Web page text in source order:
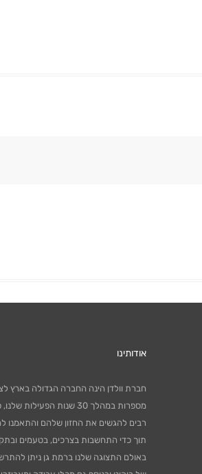
אודותינו
חברת וולדן הינה החברה הגדולה בארץ
מספרות במהלך 30 שנות
רבים להגשים את החזון שלהם והתאמנו
תוך כדי התחשבות בצרכים, בטעמים
באולם התצוגה שלנו ברמת גן ניתן